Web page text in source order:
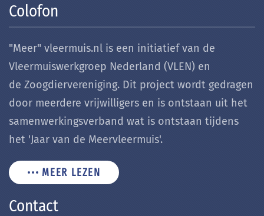
Colofon
"Meer" vleermuis.nl is een initiatief van de
Vleermuiswerkgroep Nederland (VLEN) en
de Zoogdiervereniging. Dit project wordt gedragen
door meerdere vrijwilligers en is ontstaan uit het
samenwerkingsverband wat is ontstaan tijdens
het 'Jaar van de Meervleermuis'.
MEER LEZEN
Contact